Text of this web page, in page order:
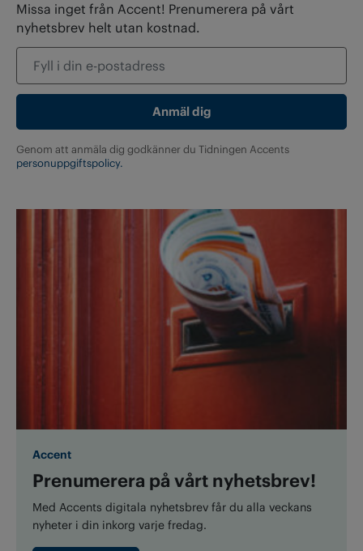
Missa inget från Accent! Prenumerera på vårt
nyhetsbrev helt utan kostnad.
Genom att anmäla dig godkänner du Tidningen Accents
personuppgiftspolicy.
Accent
Prenumerera på vårt nyhetsbrev!
Med Accents digitala nyhetsbrev får du alla veckans
nyheter i din inkorg varje fredag.